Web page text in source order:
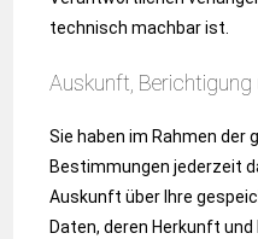
technisch machbar ist.
Auskunft,
Sie haben im Rahmen der
Bestimmungen jederzeit
Auskunft über Ihre
Daten, deren Herkunft